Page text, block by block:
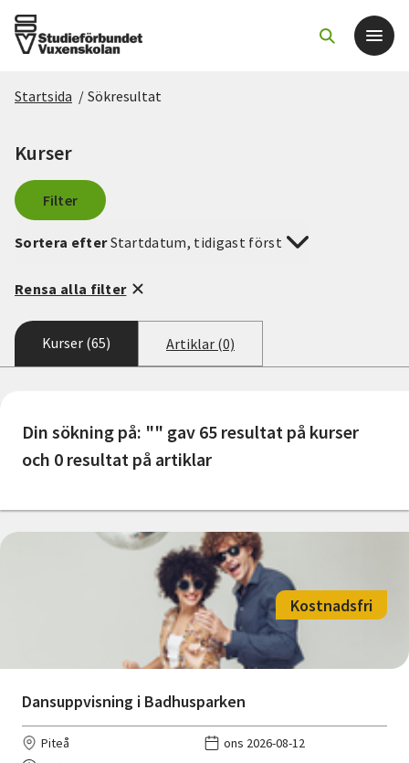
För dig som
Sök kurser och evenemang
Starta studiecirkel
Cirkelledare
Nyheter
Avdelningar
Startsida / Sökresultat
Kurser
Filter
Sortera efterStartdatum, tidigast först
Rensa alla filter
Kurser (65) Artiklar (0)
Din sökning på: "" gav 65 resultat på kurser
och 0 resultat på artiklar
Dansuppvisning i Badhusparken
Kostnadsfri
Piteå
ons 2026-08-12